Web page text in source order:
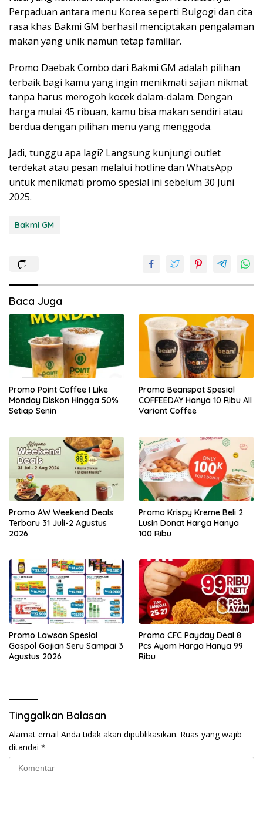
Perpaduan antara menu Korea seperti Bulgogi dan cita
rasa khas Bakmi GM berhasil menciptakan pengalaman
makan yang unik namun tetap familiar.
Promo Daebak Combo dari Bakmi GM adalah pilihan
terbaik bagi kamu yang ingin menikmati sajian nikmat
tanpa harus merogoh kocek dalam-dalam. Dengan
harga mulai 45 ribuan, kamu bisa makan sendiri atau
berdua dengan pilihan menu yang menggoda.
Jadi, tunggu apa lagi? Langsung kunjungi outlet
terdekat atau pesan melalui hotline dan WhatsApp
untuk menikmati promo spesial ini sebelum 30 Juni
2025.
Bakmi GM
Baca Juga
Promo Point Coffee I Like
Monday Diskon Hingga 50%
Setiap Senin
Promo Beanspot Spesial
COFFEEDAY Hanya 10 Ribu All
Variant Coffee
Promo AW Weekend Deals
Terbaru 31 Juli-2 Agustus
2026
Promo Krispy Kreme Beli 2
Lusin Donat Harga Hanya
100 Ribu
Promo Lawson Spesial
Gaspol Gajian Seru Sampai 3
Agustus 2026
Promo CFC Payday Deal 8
Pcs Ayam Harga Hanya 99
Ribu
Tinggalkan Balasan
Alamat email Anda tidak akan dipublikasikan. Ruas yang wajib
ditandai *